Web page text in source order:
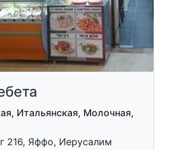
Итальянская, Молочная,
216, Яффо, Иерусалим